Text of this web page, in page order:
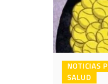
NOTICIAS
SALUD